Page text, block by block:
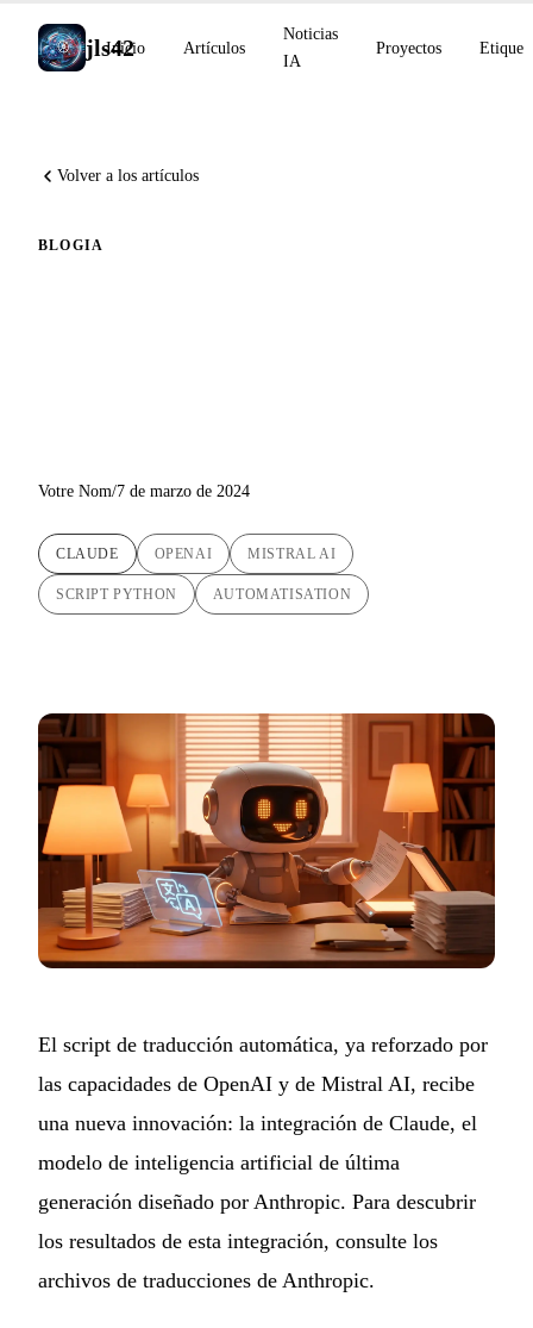
jls42
Inicio Artículos
Noticias
IA
Proyectos
Volver a los artículos
BLOGIA
Votre Nom/7 de marzo de 2024
CLAUDE OPENAI MISTRAL AI
SCRIPT PYTHON AUTOMATISATION
El script de traducción automática, ya reforzado por
las capacidades de OpenAI y de Mistral AI, recibe
una nueva innovación: la integración de Claude, el
modelo de inteligencia artificial de última
generación diseñado por Anthropic. Para descubrir
los resultados de esta integración, consulte los
archivos de traducciones de Anthropic.